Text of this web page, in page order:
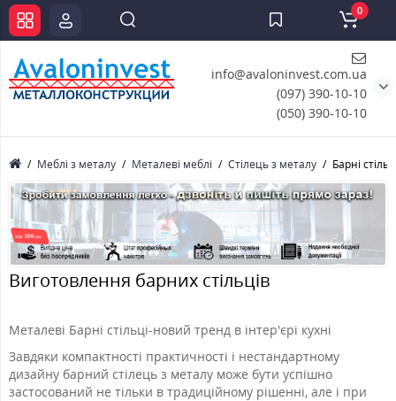
info@avaloninvest.com.ua
(097) 390-10-10
(050) 390-10-10
0
Меблі з металу Металеві меблі Стілець з металу Барні
Виготовлення барних стільців
Металеві Барні стільці-новий тренд в інтер'єрі кухні
Завдяки компактності практичності і нестандартному
дизайну барний стілець з металу може бути успішно
застосований не тільки в традиційному рішенні, але і при